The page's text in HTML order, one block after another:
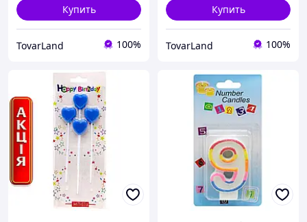
Купить
TovarLand 100%
Купить
TovarLand 100%